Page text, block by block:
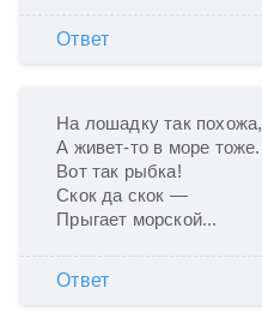
Ответ
На лошадку так похожа,
А живет-то в море тоже.
Вот так рыбка!
Скок да скок —
Прыгает морской...
Ответ